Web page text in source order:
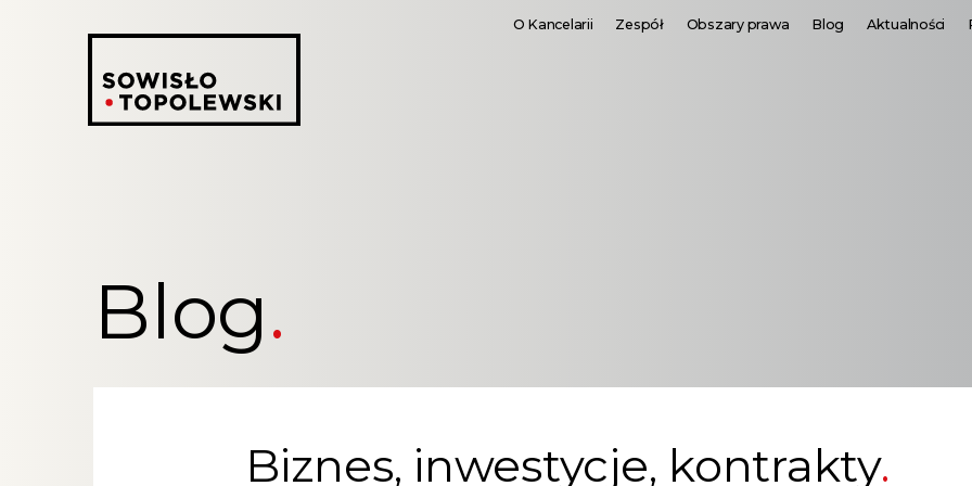
O Kancelarii Zespół Obszary prawa Blog Aktualności
Blog
Biznes, inwestycje, kontrakty